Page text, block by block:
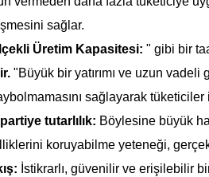
sağlar.
Üretim Kapasitesi: " gibi bir
"Büyük bir yatırımı ve uzun vadeli
sağlayarak
tutarlılık: Böylesine büyük
koruyabilme yeteneği,
İstikrarlı, güvenilir ve erişilebilir